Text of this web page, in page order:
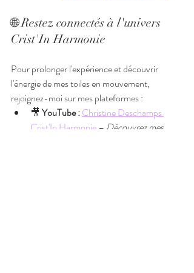
🌐 Restez connectés à l'univers
Crist'In Harmonie
Pour prolonger l'expérience et découvrir
l'énergie de mes toiles en mouvement,
rejoignez-moi sur mes plateformes :
🎥 YouTube :Christine Deschamps
Crist'In Harmonie – Découvrez mes